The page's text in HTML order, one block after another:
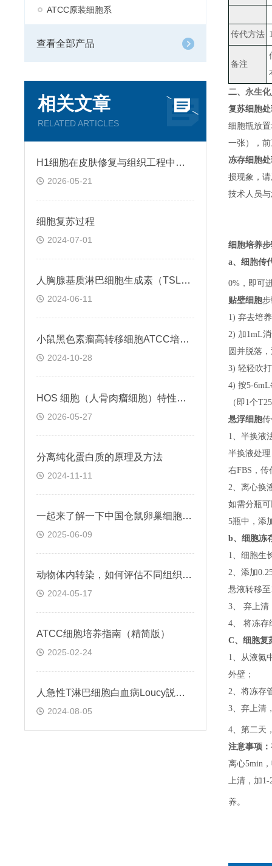
ATCC原装细胞系
查看全部产品
相关文章
RELATED ARTICLES
H1细胞在皮肤修复与组织工程中的应用前景
2026-05-21
细胞复苏过程
2024-07-01
人胸腺基质淋巴细胞生成素（TSLP）ELISA检测试剂盒説明书
2024-06-11
小鼠黑色素瘤高转移细胞ATCC培养与保存
2024-10-28
HOS 细胞（人骨肉瘤细胞）特性与功能
2026-05-27
分离纯化蛋白质的原理及方法
2024-11-11
一起来了解一下中国仓鼠卵巢细胞的基本特点
2025-06-09
动物体内转染，如何评估不同组织的干扰效率
2024-05-17
ATCC细胞培养指南（精简版）
2025-02-24
人急性T淋巴细胞白血病Loucy説明书
2024-08-05
传代方法
备注
二、 永生
复苏细胞
细胞瓶放
一张）
，
冻存细胞
损现象，
技术人员
细胞培养
a、 细胞传
0%，即可
贴壁细胞
1) 弃去培
2) 加1mL
圆并脱落
3) 轻轻吹
4) 按5-
（即1个
悬浮细胞
1、半换液
半换液处
右FBS，
2、离心换
如需分瓶
5瓶中，添
b、 细胞冻
1、细胞生
2、添加
悬液转移
3、 弃上清
4、 将冻存
C、 细胞复
1、 从液氮
外壁；
2、 将冻存
3、 弃上清
4、 第二天
注意事项：
离心5min，
上清，加1-
养。